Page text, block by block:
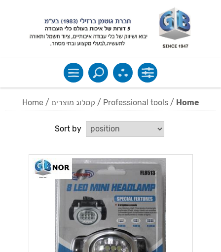
Home / קטלוג מוצרים / Professional tools / Home
Sort by